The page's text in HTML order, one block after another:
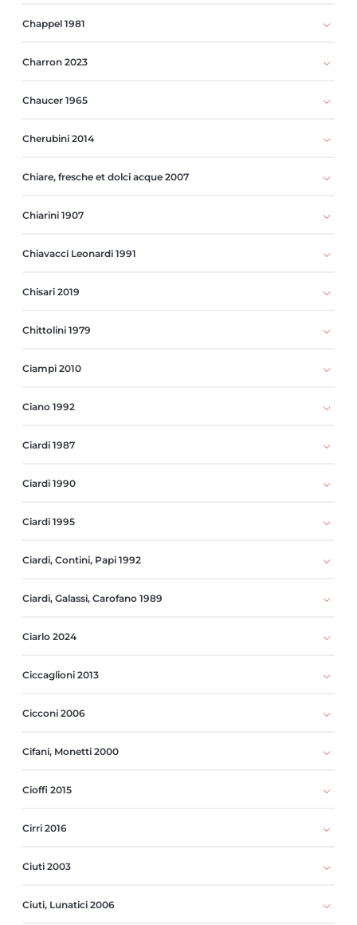
Chappel 1981
Charron 2023
Chaucer 1965
Cherubini 2014
Chiare, fresche et dolci acque 2007
Chiarini 1907
Chiavacci Leonardi 1991
Chisari 2019
Chittolini 1979
Ciampi 2010
Ciano 1992
Ciardi 1987
Ciardi 1990
Ciardi 1995
Ciardi, Contini, Papi 1992
Ciardi, Galassi, Carofano 1989
Ciarlo 2024
Ciccaglioni 2013
Cicconi 2006
Cifani, Monetti 2000
Cioffi 2015
Cirri 2016
Ciuti 2003
Ciuti, Lunatici 2006